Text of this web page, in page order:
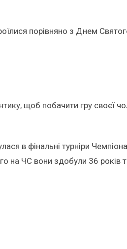
порівняно з Днем
щоб побачити гру своєї
в фінальні турніри
на ЧС вони здобули 36 років